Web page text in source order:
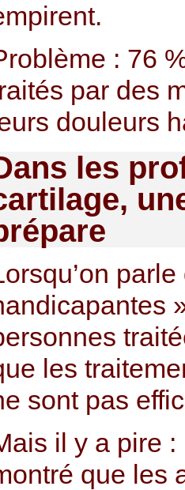
: 76
par des
douleurs
les
les
sont pas
il y a pire
que les